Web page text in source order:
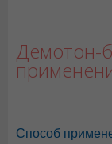
Демотон-
Способ